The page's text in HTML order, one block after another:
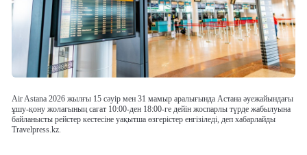
Air Astana 2026 жылғы 15 сәуір мен 31 мамыр аралығында Астана әуежайындағы
ұшу-қону жолағының сағат 10:00-ден 18:00-ге дейін жоспарлы түрде жабылуына
байланысты рейстер кестесіне уақытша өзгерістер енгізіледі, деп хабарлайды
Travelpress.kz.